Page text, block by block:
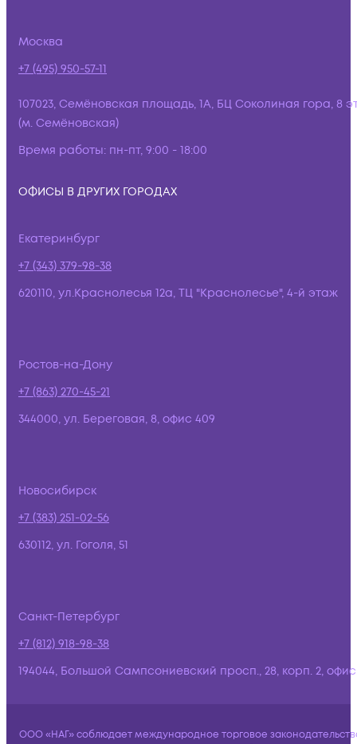
Москва
+7 (495) 950-57-11
107023, Семёновская площадь, 1А, БЦ Соколиная гора, 8
(м. Семёновская)
Время работы: пн-пт, 9:00 - 18:00
ОФИСЫ В ДРУГИХ ГОРОДАХ
Екатеринбург
+7 (343) 379-98-38
620110, ул.Краснолесья 12а, ТЦ "Краснолесье", 4-й этаж
Ростов-на-Дону
+7 (863) 270-45-21
344000, ул. Береговая, 8, офис 409
Новосибирск
+7 (383) 251-02-56
630112, ул. Гоголя, 51
Санкт-Петербург
+7 (812) 918-98-38
194044, Большой Сампсониевский просп., 28, корп. 2,
ООО «НАГ» соблюдает международное торговое